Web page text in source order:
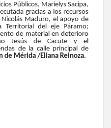
Públicos, Marielys Sacipa,
gracias a los recursos
Maduro, el apoyo de
Territorial del eje Páramo;
de material en deterioro
Jesús de Cacute y el
de la calle principal de
de Mérida /Eliana Reinoza.